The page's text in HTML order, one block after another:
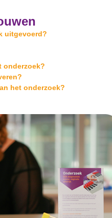
uitgevoerd?
onderzoek?
het onderzoek?